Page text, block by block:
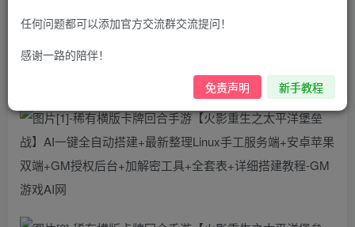
任何问题都可以添加官方交流群交流提问！
感谢一路的陪伴！
免责声明 新手教程